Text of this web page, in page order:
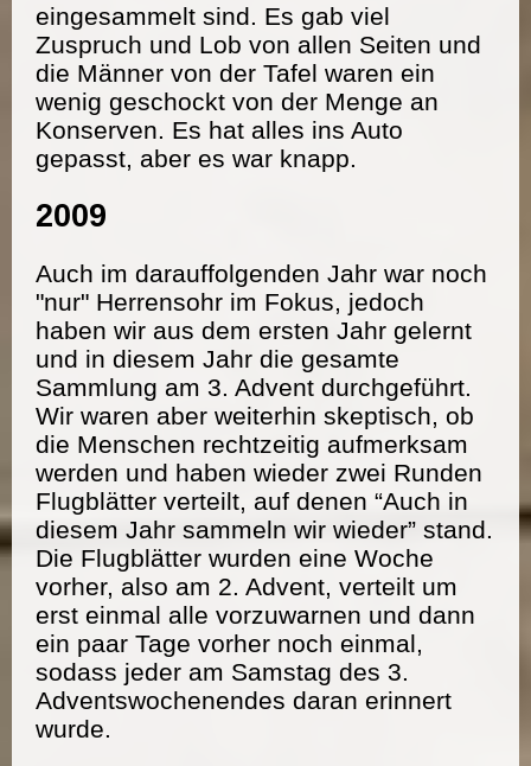
eingesammelt sind. Es gab viel
Zuspruch und Lob von allen Seiten und
die Männer von der Tafel waren ein
wenig geschockt von der Menge an
Konserven. Es hat alles ins Auto
gepasst, aber es war knapp.
2009
Auch im darauffolgenden Jahr war noch
"nur" Herrensohr im Fokus, jedoch
haben wir aus dem ersten Jahr gelernt
und in diesem Jahr die gesamte
Sammlung am 3. Advent durchgeführt.
Wir waren aber weiterhin skeptisch, ob
die Menschen rechtzeitig aufmerksam
werden und haben wieder zwei Runden
Flugblätter verteilt, auf denen “Auch in
diesem Jahr sammeln wir wieder” stand.
Die Flugblätter wurden eine Woche
vorher, also am 2. Advent, verteilt um
erst einmal alle vorzuwarnen und dann
ein paar Tage vorher noch einmal,
sodass jeder am Samstag des 3.
Adventswochenendes daran erinnert
wurde.